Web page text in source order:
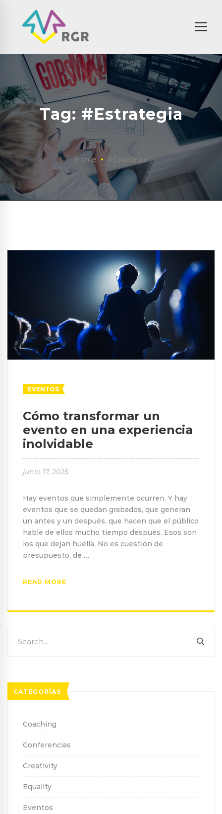
Tag: #Estrategia
Home #Estrategia
EVENTOS
Cómo transformar un
evento en una experiencia
inolvidable
junio 17, 2025
Hay eventos que simplemente ocurren. Y hay
eventos que se quedan grabados, que generan
un antes y un después, que hacen que el público
hable de ellos mucho tiempo después. Esos son
los que dejan huella. No es cuestión de
presupuesto, de …
READ MORE
for:
CATEGORÍAS
Coaching
Conferencias
Creativity
Equality
Eventos